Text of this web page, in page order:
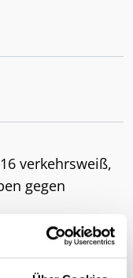
verkehrsweiß,
gegen
Acryl-Faser